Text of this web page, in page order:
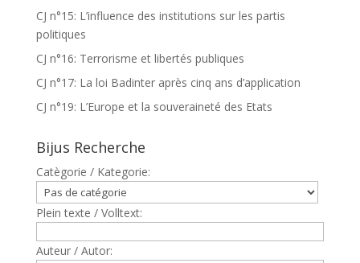
CJ n°15: L’influence des institutions sur les partis
politiques
CJ n°16: Terrorisme et libertés publiques
CJ n°17: La loi Badinter après cinq ans d’application
CJ n°19: L’Europe et la souveraineté des Etats
Bijus Recherche
Catègorie / Kategorie:
Plein texte / Volltext:
Auteur / Autor: